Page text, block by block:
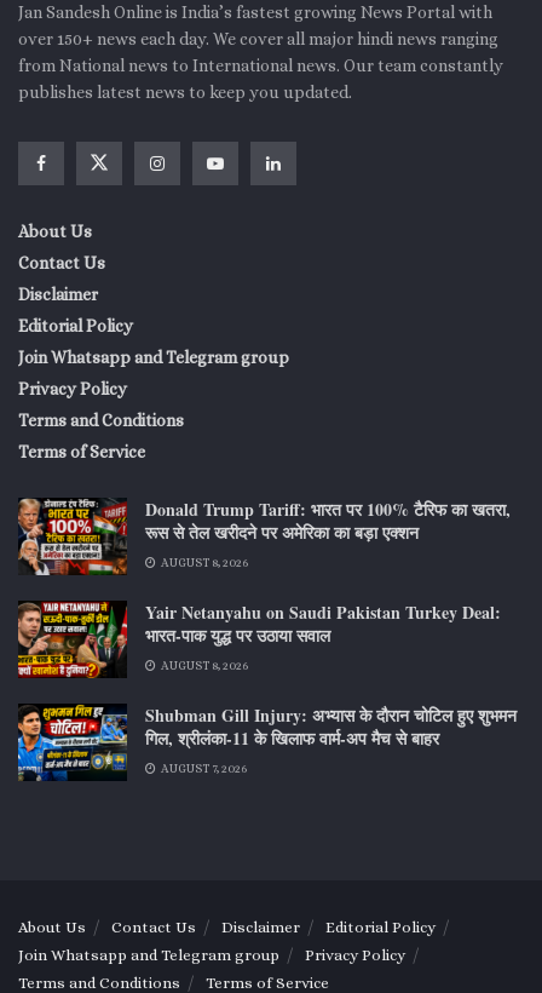
Jan Sandesh Online is India’s fastest growing News Portal with
over 150+ news each day. We cover all major hindi news ranging
from National news to International news. Our team constantly
publishes latest news to keep you updated.
About Us
Contact Us
Disclaimer
Editorial Policy
Join Whatsapp and Telegram group
Privacy Policy
Terms and Conditions
Terms of Service
Donald Trump Tariff: भारत पर 100% टैरिफ का खतरा,
रूस से तेल खरीदने पर अमेरिका का बड़ा एक्शन
AUGUST 8, 2026
Yair Netanyahu on Saudi Pakistan Turkey Deal:
भारत-पाक युद्ध पर उठाया सवाल
AUGUST 8, 2026
Shubman Gill Injury: अभ्यास के दौरान चोटिल हुए शुभमन
गिल, श्रीलंका-11 के खिलाफ वार्म-अप मैच से बाहर
AUGUST 7, 2026
About Us Contact Us Disclaimer
Editorial Policy
Join Whatsapp and Telegram group
Privacy Policy
Terms and Conditions
Terms of Service